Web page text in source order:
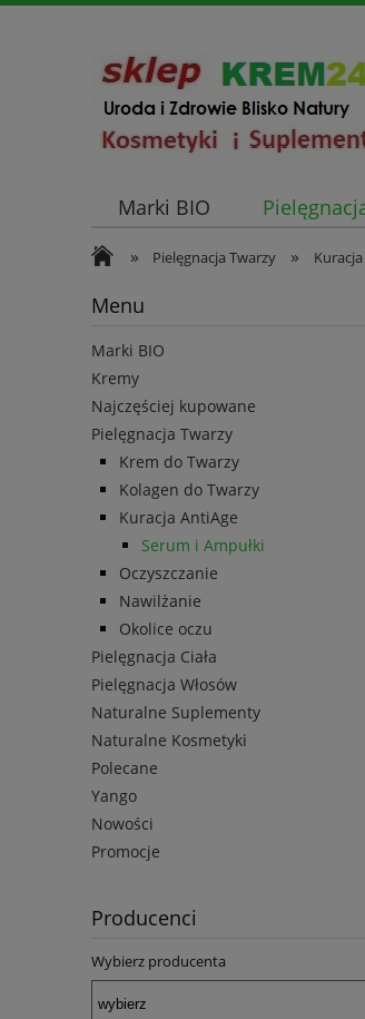
Marki BIO
» Pielęgnacja Twarzy »
Menu
Marki BIO
Kremy
Najczęściej kupowane
Pielęgnacja Twarzy
Krem do Twarzy
Kolagen do Twarzy
Kuracja AntiAge
Serum i Ampułki
Oczyszczanie
Nawilżanie
Okolice oczu
Pielęgnacja Ciała
Pielęgnacja Włosów
Naturalne Suplementy
Naturalne Kosmetyki
Polecane
Yango
Nowości
Promocje
Producenci
Wybierz producenta